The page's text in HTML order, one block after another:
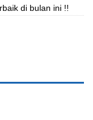
di bulan ini !!